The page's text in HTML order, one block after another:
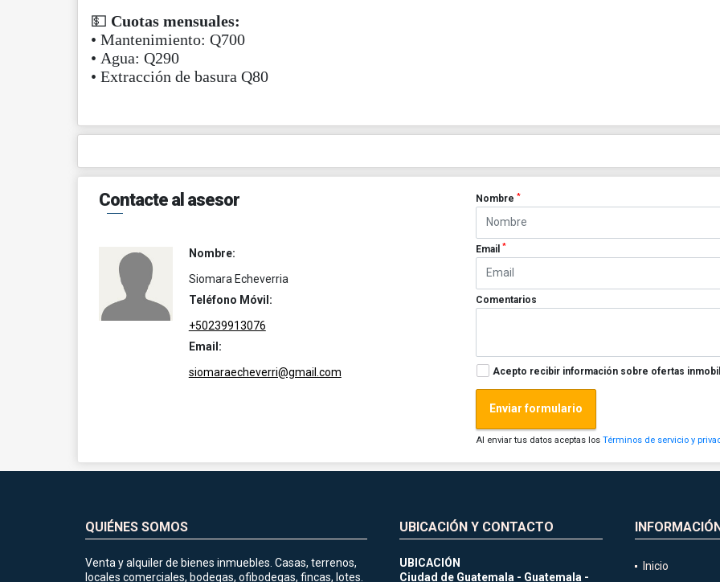
💵 Cuotas mensuales:
• Mantenimiento: Q700
• Agua: Q290
• Extracción de basura Q80
Contacte al asesor
Nombre:
Siomara Echeverria
Teléfono Móvil:
+50239913076
Email:
siomaraecheverri@gmail.com
Nombre*
Email*
Comentarios
Acepto recibir información sobre ofertas
Enviar formulario
Al enviar tus datos aceptas losTérminos de servicio y
QUIÉNES SOMOS
Venta y alquiler de bienes inmuebles. Casas, terrenos,
locales comerciales, bodegas, ofibodegas, fincas, lotes.
UBICACIÓN Y CONTACTO
UBICACIÓN
Ciudad de Guatemala - Guatemala -
Inicio